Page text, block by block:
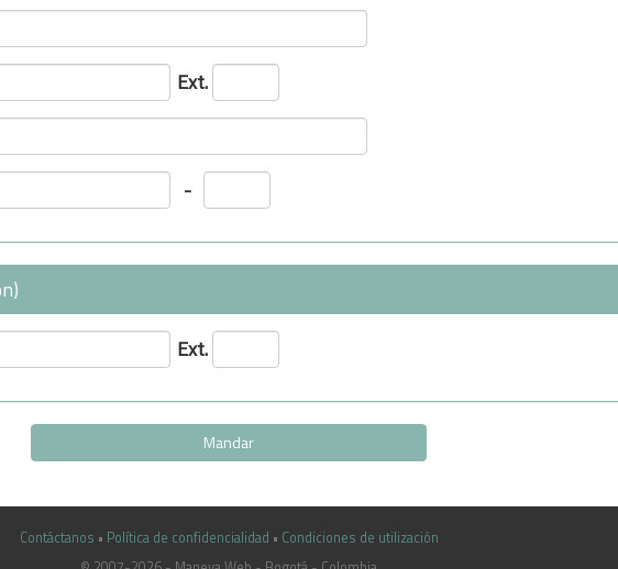
Ext.
-
Ext.
Contáctanos • Política de confidencialidad • Condiciones de utilización